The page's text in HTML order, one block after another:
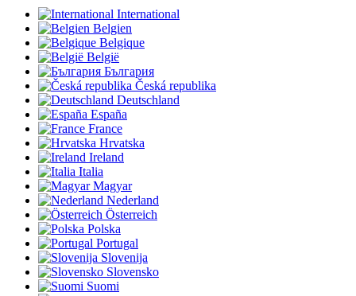
International
Belgien
Belgique
België
България
Česká republika
Deutschland
España
France
Hrvatska
Ireland
Italia
Magyar
Nederland
Österreich
Polska
Portugal
Slovenija
Slovensko
Suomi